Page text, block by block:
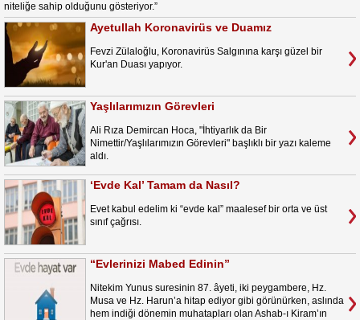
niteliğe sahip olduğunu gösteriyor.”
Ayetullah Koronavirüs ve Duamız
Fevzi Zülaloğlu, Koronavirüs Salgınına karşı güzel bir
Kur'an Duası yapıyor.
Yaşlılarımızın Görevleri
Ali Rıza Demircan Hoca, "İhtiyarlık da Bir
Nimettir/Yaşlılarımızın Görevleri" başlıklı bir yazı kaleme
aldı.
‘Evde Kal’ Tamam da Nasıl?
Evet kabul edelim ki “evde kal” maalesef bir orta ve üst
sınıf çağrısı.
“Evlerinizi Mabed Edinin”
Nitekim Yunus suresinin 87. âyeti, iki peygambere, Hz.
Musa ve Hz. Harun’a hitap ediyor gibi görünürken, aslında
hem indiği dönemin muhatapları olan Ashab-ı Kiram’ın